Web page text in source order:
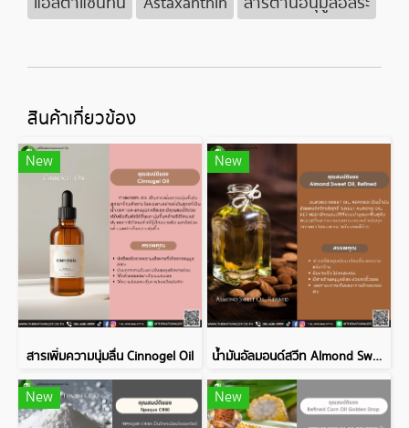
สินค้าเกี่ยวข้อง
New
สารเพิ่มความนุ่มลื่น Cinnogel Oil
New
น้ำมันอัลมอนด์สวีท Almond Sweet Oil, Refined
New New